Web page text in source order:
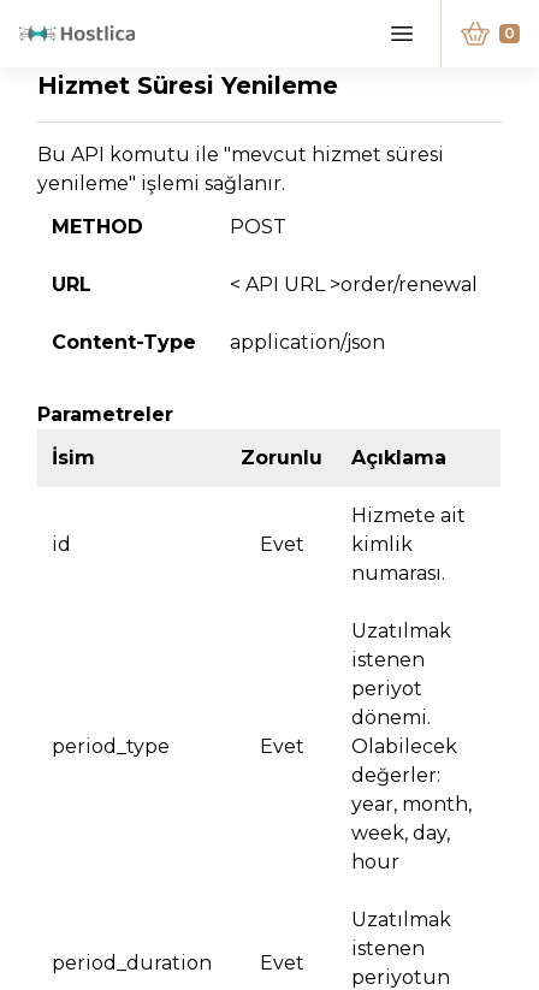
0
Hizmet Süresi Yenileme
Bu API komutu ile "mevcut hizmet süresi
yenileme" işlemi sağlanır.
METHOD
POST
URL < API URL >order/renewal
Content-Type application/json
Parametreler
İsim
Zorunlu Açıklama
id Evet
Hizmete ait
kimlik
numarası.
period_type Evet
Uzatılmak
istenen
periyot
dönemi.
Olabilecek
değerler:
year, month,
week, day,
hour
period_duration Evet
Uzatılmak
istenen
periyotun